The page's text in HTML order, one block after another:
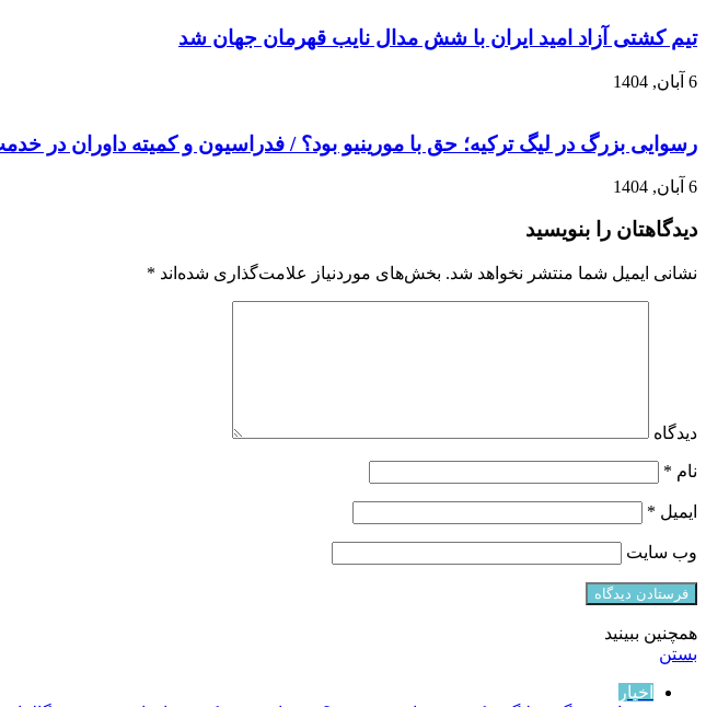
تیم کشتی آزاد امید ایران با شش مدال نایب قهرمان جهان شد
6 آبان, 1404
رسوایی بزرگ در لیگ ترکیه؛ حق با مورینیو بود؟ / فدراسیون و کمیته داوران در
6 آبان, 1404
دیدگاهتان را بنویسید
نشانی ایمیل شما منتشر نخواهد شد. بخش‌های موردنیاز علامت‌گذاری شده‌اند *
دیدگاه
نام *
ایمیل *
وب‌ سایت
همچنین ببینید
بستن
اخبار